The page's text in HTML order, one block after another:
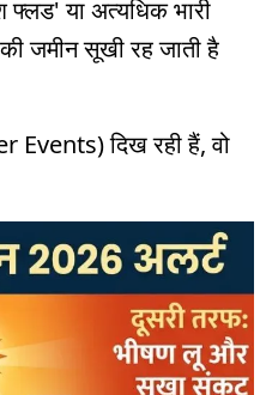
या अत्यधिक भारी
जमीन सूखी रह जाती है
Events) दिख रही हैं, वो